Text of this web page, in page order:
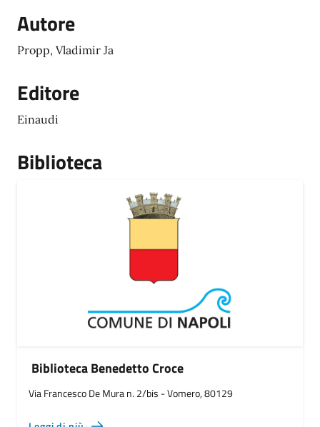
Autore
Propp, Vladimir Ja
Editore
Einaudi
Biblioteca
Biblioteca Benedetto Croce
Via Francesco De Mura n. 2/bis - Vomero, 80129